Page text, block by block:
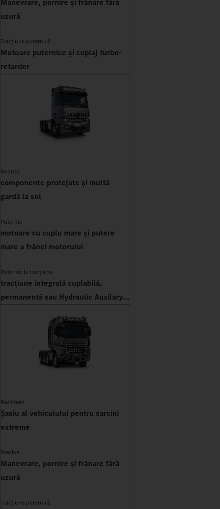
Manevrare, pornire și frânare fără
uzură
Tracțiune puternică
Motoare puternice și cuplaj turbo-
retarder
Robust
componente protejate și multă
gardă la sol
Puternic
motoare cu cuplu mare și putere
mare a frânei motorului
Puternic la tracțiune
tracțiune integrală cuplabilă,
permanentă sau Hydraulic Auxilary
Rezistent
Șasiu al vehiculului pentru sarcini
extreme
Precise
Manevrare, pornire și frânare fără
uzură
Tracțiune puternică